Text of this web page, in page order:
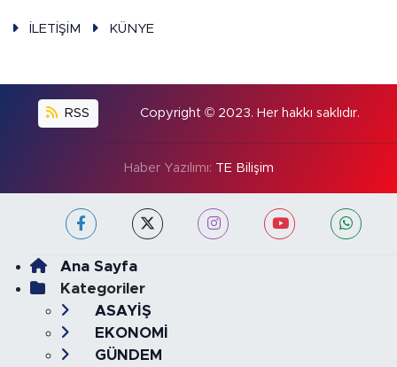
İLETİŞİM KÜNYE
RSS Copyright © 2023. Her hakkı saklıdır.
Haber Yazılımı: TE Bilişim
Ana Sayfa
Kategoriler
ASAYİŞ
EKONOMİ
GÜNDEM